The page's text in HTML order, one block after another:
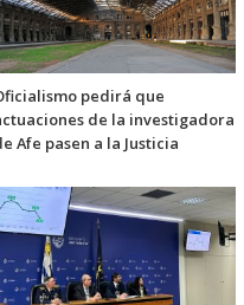
pedirá que
de la investigadora
Afe pasen a la Justicia